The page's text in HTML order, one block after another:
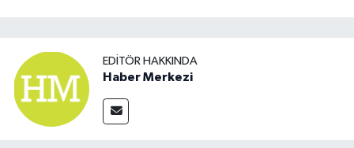
EDITÖR HAKKINDA
Haber Merkezi